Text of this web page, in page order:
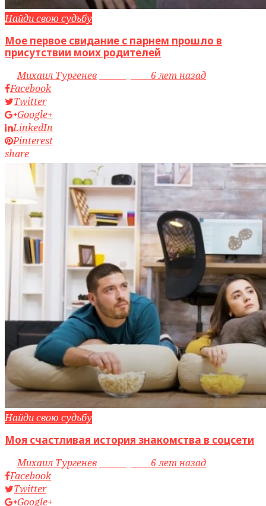
Найди свою судьбу
Мое первое свидание с парнем прошло в
присутствии моих родителей
byМихаил Тургенев
6 лет назад
Facebook
Twitter
Google+
LinkedIn
Pinterest
share
Найди свою судьбу
Моя счастливая история знакомства в соцсети
byМихаил Тургенев
6 лет назад
Facebook
Twitter
Google+